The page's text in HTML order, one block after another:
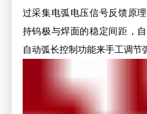
过采集电弧电压信号反馈原
持钨极与焊面的稳定间距，
自动弧长控制功能来手工调节